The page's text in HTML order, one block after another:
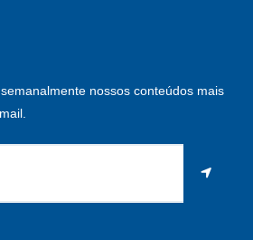
nossos conteúdos mais